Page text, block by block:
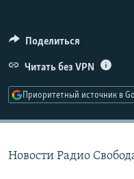
ПОДПИШИТЕСЬ НА
СОЦИАЛЬНЫЕ СЕТИ
Поделиться
Читать без VPN
Приоритетный источник в
Новости Радио